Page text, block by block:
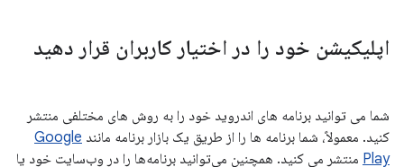
اپلیکیشن خود را در اختیار کاربران قرار دهید
شما می توانید برنامه های اندروید خود را به روش های مختلفی منتشر
کنید. معمولاً، شما برنامه ها را از طریق یک بازار برنامه مانند Google
Play منتشر می کنید. همچنین می‌توانید برنامه‌ها را در وب‌سایت خود یا